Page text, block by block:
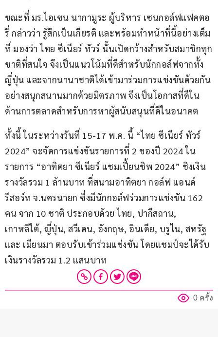
ขณะที่ มร.ไอเซน นากามูระ ผู้บริหาร เซนกอล์ฟแฟคตอ
รี่ กล่าวว่า รู้สึกเป็นเกียรติ และพร้อมทำหน้าที่นี้อย่างเต็ม
ที่ มองว่า ไทย ซีเนียร์ ทัวร์ นั้นเปิดกว้างสำหรับสมาชิกทุก
ชาติที่สนใจ จึงเป็นแนวโน้มที่ดีสำหรับนักกอล์ฟจากทั้ง
ญี่ปุ่น และจากนานาชาติได้เข้ามาร่วมการแข่งขันด้วยกัน
อย่างสนุกสนานมากด้วยมิตรภาพ จึงเป็นโอกาสที่ดีใน
ด้านการตลาดสำหรับการหาผู้สนับสนุนที่ดีในอนาคต
ทั้งนี้ ในระหว่างวันที่ 15-17 พ.ค. นี้ “ไทย ซีเนียร์ ทัวร์
2024” จะจัดการแข่งขันรายการที่ 2 ของปี 2024 ใน
รายการ “อาทิตยา ซีเนียร์ แชมเปี้ยนชิพ 2024” ชิงเงิน
รางวัลรวม 1 ล้านบาท ที่สนามอาทิตยา กอล์ฟ แอนด์
รีสอร์ท จ.นครนายก ซึ่งมีนักกอล์ฟร่วมการแข่งขัน 162
คน จาก 10 ชาติ ประกอบด้วย ไทย, ปากีสถาน,
เกาหลีใต้, ญี่ปุ่น, สวีเดน, อังกฤษ, อินเดีย, บรูไน, สหรัฐ
และ เมียนมา ตอบรับเข้าร่วมแข่งขัน โดยแชมป์จะได้รับ
เงินรางวัลรวม 1.2 แสนบาท
0 ครั้ง